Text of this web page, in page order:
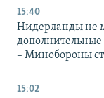
15:40
Нидерланды не
дополнительные
– Минобороны
15:02